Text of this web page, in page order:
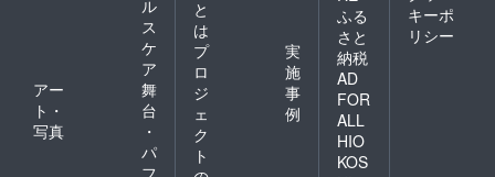
ル
ス
ケ
ア
アー
ト・
写真
舞
台
・
パ
と
は
プ
ロ
ジ
ェ
ク
ト
実
施
事
例
ふる
さと
納税
AD
FOR
ALL
HIO
KOS
キーポ
リシー